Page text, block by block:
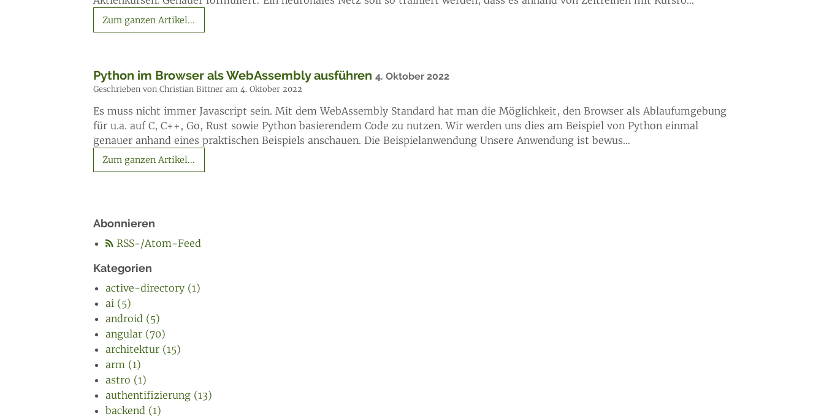
Zum ganzen Artikel...
Python im Browser als WebAssembly ausführen 4. Oktober 2022
Geschrieben von Christian Bittner am 4. Oktober 2022
Es muss nicht immer Javascript sein. Mit dem WebAssembly Standard hat man die Möglichkeit, den Browser als Ablaufumgebung
für u.a. auf C, C++, Go, Rust sowie Python basierendem Code zu nutzen. Wir werden uns dies am Beispiel von Python einmal
genauer anhand eines praktischen Beispiels anschauen. Die Beispielanwendung Unsere Anwendung ist bewus…
Zum ganzen Artikel...
Abonnieren
RSS-/Atom-Feed
Kategorien
active-directory (1)
ai (5)
android (5)
angular (70)
architektur (15)
arm (1)
astro (1)
authentifizierung (13)
backend (1)